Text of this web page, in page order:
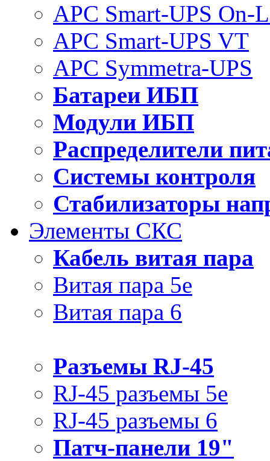
APC Smart-UPS On-
APC Smart-UPS VT
APC Symmetra-UPS
Батареи ИБП
Модули ИБП
Распределители
Системы контроля
Стабилизаторы
Элементы СКС
Кабель витая пара
Витая пара 5e
Витая пара 6
Разъемы RJ-45
RJ-45 разъемы 5e
RJ-45 разъемы 6
Патч-панели 19"